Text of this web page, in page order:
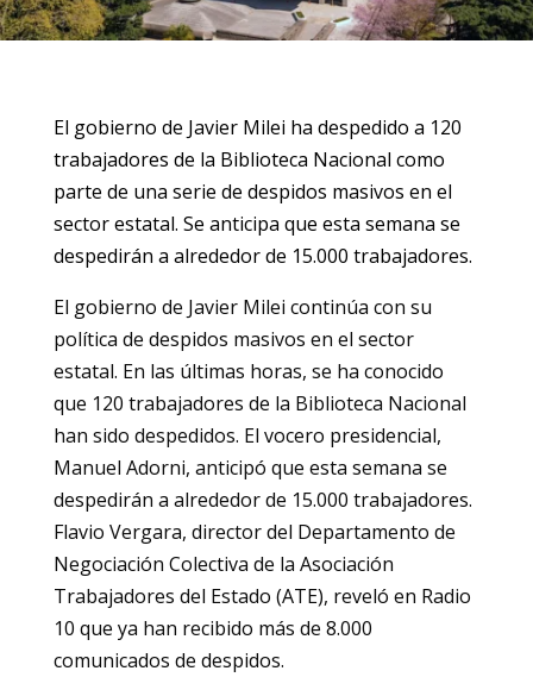
El gobierno de Javier Milei ha despedido a 120
trabajadores de la Biblioteca Nacional como
parte de una serie de despidos masivos en el
sector estatal. Se anticipa que esta semana se
despedirán a alrededor de 15.000 trabajadores.
El gobierno de Javier Milei continúa con su
política de despidos masivos en el sector
estatal. En las últimas horas, se ha conocido
que 120 trabajadores de la Biblioteca Nacional
han sido despedidos. El vocero presidencial,
Manuel Adorni, anticipó que esta semana se
despedirán a alrededor de 15.000 trabajadores.
Flavio Vergara, director del Departamento de
Negociación Colectiva de la Asociación
Trabajadores del Estado (ATE), reveló en Radio
10 que ya han recibido más de 8.000
comunicados de despidos.